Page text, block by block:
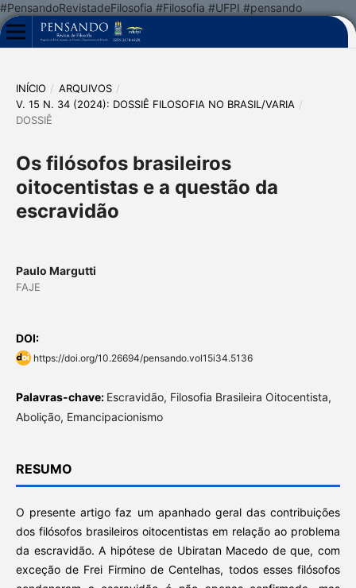
#PensandoRevistadeFilosofia #Filosofia #UFPI #pensando
INÍCIO / ARQUIVOS /
V. 15 N. 34 (2024): DOSSIÊ FILOSOFIA NO BRASIL/VARIA /
DOSSIÊ
Os filósofos brasileiros
oitocentistas e a questão da
escravidão
Paulo Margutti
FAJE
DOI:
https://doi.org/10.26694/pensando.vol15i34.5136
Palavras-chave: Escravidão, Filosofia Brasileira Oitocentista,
Abolição, Emancipacionismo
RESUMO
O presente artigo faz um apanhado geral das contribuições
dos filósofos brasileiros oitocentistas em relação ao problema
da escravidão. A hipótese de Ubiratan Macedo de que, com
exceção de Frei Firmino de Centelhas, todos esses filósofos